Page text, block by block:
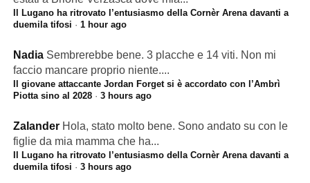
Il Lugano ha ritrovato l’entusiasmo della Cornèr Arena davanti a
duemila tifosi · 1 hour ago
Nadia Sembrerebbe bene. 3 placche e 14 viti. Non mi
faccio mancare proprio niente....
Il giovane attaccante Jordan Forget si è accordato con l’Ambrì
Piotta sino al 2028· 3 hours ago
Zalander Hola, stato molto bene. Sono andato su con le
figlie da mia mamma che ha...
Il Lugano ha ritrovato l’entusiasmo della Cornèr Arena davanti a
duemila tifosi · 3 hours ago